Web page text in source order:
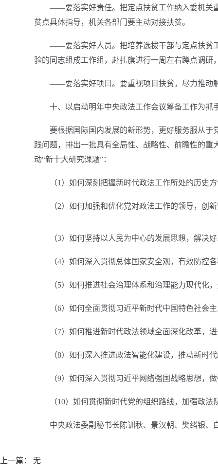
——要落实好责任。把定点扶贫工作纳入委机关
贫点具体指导，机关各部门要主动对接扶贫。
——要落实好人员。把培养选拔干部与定点扶贫
验的同志组成工作组，赴扎旗进行一周左右蹲点调研
——要落实好项目。要重视项目扶贫，尽力推动
十、以启动明年中央政法工作会议筹备工作为
要根据国际国内发展的新形势，更好服务服从
践问题，排出一批具有全局性、战略性、前瞻性的
动“新十大研究课题”：
（1）如何深刻把握新时代政法工作所处的历史
（2）如何加强和优化党对政法工作的领导，创
（3）如何坚持以人民为中心的发展思想，解决
（4）如何深入贯彻总体国家安全观，有效防控
（5）如何推进社会治理体系和治理能力现代化
（6）如何全面贯彻习近平新时代中国特色社会
（7）如何推进新时代政法领域全面深化改革，
（8）如何深入推进政法智能化建设，推动新时
（9）如何深入贯彻习近平网络强国战略思想，
（10）如何贯彻新时代党的组织路线，加强政
中央政法委副秘书长陈训秋、景汉朝、樊绪银
上一篇： 无